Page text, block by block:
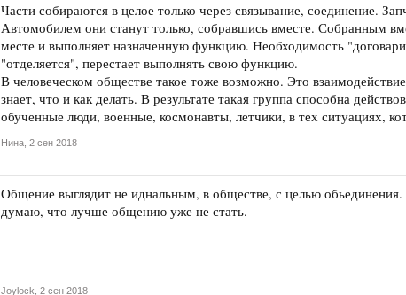
Части собираются в целое только через связывание, соединение.
Автомобилем они станут только, собравшись вместе. Собранным
месте и выполняет назначенную функцию. Необходимость
"отделяется", перестает выполнять свою функцию.
В человеческом обществе такое тоже возможно. Это
знает, что и как делать. В результате такая группа способна
обученные люди, военные, космонавты, летчики, в тех ситуациях,
Нина 2 сен 2018
Общение выглядит не иднальным, в обществе, с целью
думаю, что лучше общению уже не стать.
Joylock 2 сен 2018